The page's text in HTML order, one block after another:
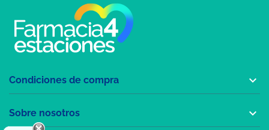
Condiciones de compra 
Sobre nosotros 